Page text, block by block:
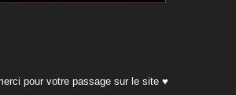
pour votre passage sur le site ♥